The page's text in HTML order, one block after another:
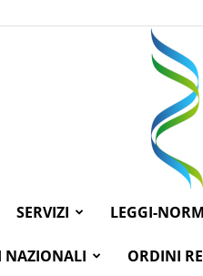
SERVIZI LEGGI-
NAZIONALI ORDINI